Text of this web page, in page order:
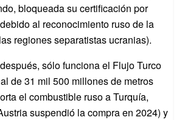
bloqueada su certificación por
al reconocimiento ruso de la
regiones separatistas ucranias).
sólo funciona el Flujo Turco
de 31 mil 500 millones de metros
el combustible ruso a Turquía,
suspendió la compra en 2024) y